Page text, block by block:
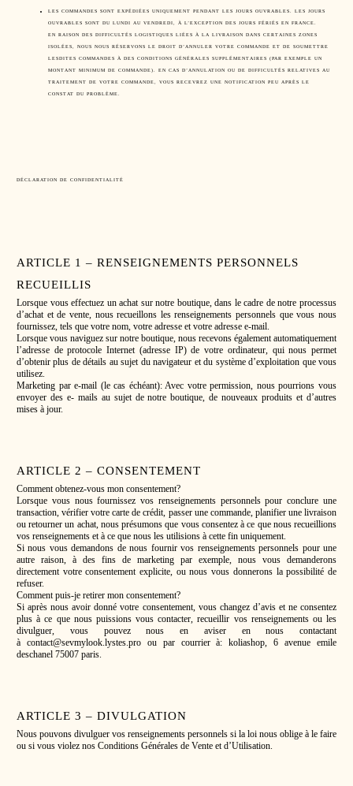
LES COMMANDES SONT EXPÉDIÉES UNIQUEMENT PENDANT LES JOURS OUVRABLES. LES JOURS
OUVRABLES SONT DU LUNDI AU VENDREDI, À L’EXCEPTION DES JOURS FÉRIÉS EN FRANCE.
EN RAISON DES DIFFICULTÉS LOGISTIQUES LIÉES À LA LIVRAISON DANS CERTAINES ZONES
ISOLÉES, NOUS NOUS RÉSERVONS LE DROIT D’ANNULER VOTRE COMMANDE ET DE SOUMETTRE
LESDITES COMMANDES À DES CONDITIONS GÉNÉRALES SUPPLÉMENTAIRES (PAR EXEMPLE UN
MONTANT MINIMUM DE COMMANDE). EN CAS D’ANNULATION OU DE DIFFICULTÉS RELATIVES AU
TRAITEMENT DE VOTRE COMMANDE, VOUS RECEVREZ UNE NOTIFICATION PEU APRÈS LE
CONSTAT DU PROBLÈME.
DÉCLARATION DE CONFIDENTIALITÉ
ARTICLE 1 – RENSEIGNEMENTS PERSONNELS
RECUEILLIS
Lorsque vous effectuez un achat sur notre boutique, dans le cadre de notre processus
d’achat et de vente, nous recueillons les renseignements personnels que vous nous
fournissez, tels que votre nom, votre adresse et votre adresse e-mail.
Lorsque vous naviguez sur notre boutique, nous recevons également automatiquement
l’adresse de protocole Internet (adresse IP) de votre ordinateur, qui nous permet
d’obtenir plus de détails au sujet du navigateur et du système d’exploitation que vous
utilisez.
Marketing par e-mail (le cas échéant): Avec votre permission, nous pourrions vous
envoyer des e- mails au sujet de notre boutique, de nouveaux produits et d’autres
mises à jour.
ARTICLE 2 – CONSENTEMENT
Comment obtenez-vous mon consentement?
Lorsque vous nous fournissez vos renseignements personnels pour conclure une
transaction, vérifier votre carte de crédit, passer une commande, planifier une livraison
ou retourner un achat, nous présumons que vous consentez à ce que nous recueillions
vos renseignements et à ce que nous les utilisions à cette fin uniquement.
Si nous vous demandons de nous fournir vos renseignements personnels pour une
autre raison, à des fins de marketing par exemple, nous vous demanderons
directement votre consentement explicite, ou nous vous donnerons la possibilité de
refuser.
Comment puis-je retirer mon consentement?
Si après nous avoir donné votre consentement, vous changez d’avis et ne consentez
plus à ce que nous puissions vous contacter, recueillir vos renseignements ou les
divulguer, vous pouvez nous en aviser en nous contactant
à contact@sevmylook.lystes.pro ou par courrier à: koliashop, 6 avenue emile
deschanel 75007 paris.
ARTICLE 3 – DIVULGATION
Nous pouvons divulguer vos renseignements personnels si la loi nous oblige à le faire
ou si vous violez nos Conditions Générales de Vente et d’Utilisation.